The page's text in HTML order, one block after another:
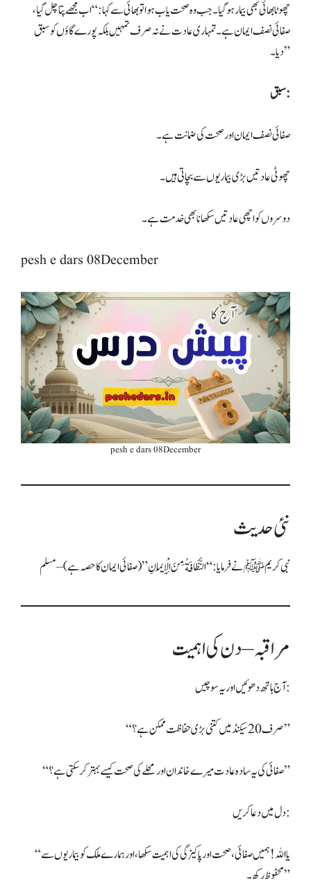
چھوٹا بھائی بھی بیمار ہو گیا۔ جب وہ صحت یاب ہوا تو بھائی سے کہا: “اب مجھے پتا چل گیا،
صفائی نصف ایمان ہے۔ تمہاری عادت نے نہ صرف تمہیں بلکہ پورے گاؤں کو سبق
دیا۔”
سبق:
صفائی نصف ایمان اور صحت کی ضمانت ہے۔
چھوٹی عادتیں بڑی بیماریوں سے بچاتی ہیں۔
دوسروں کو اچھی عادتیں سکھانا بھی خدمت ہے۔
pesh e dars 08December
pesh e dars 08December
نئی حدیث
نبی کریم ﷺ نے فرمایا: “النَّظَافَةُ مِنَ الْإِيمَانِ” (صفائی ایمان کا حصہ ہے) – مسلم
مراقبہ – دن کی اہمیت
آج ہاتھ دھوئیں اور یہ سوچیں:
“صرف 20 سیکنڈ میں کتنی بڑی حفاظت ممکن ہے؟”
“صفائی کی یہ سادہ عادت میرے خاندان اور محلے کی صحت کیسے بہتر کر سکتی ہے؟”
دل میں دعا کریں:
“یا اللہ! ہمیں صفائی، صحت اور پاکیزگی کی اہمیت سکھا، اور ہمارے ملک کو بیماریوں سے
محفوظ رکھ۔”